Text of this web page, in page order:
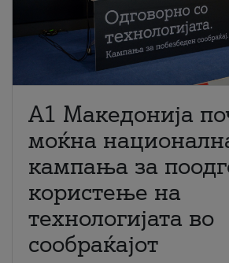
A1 Македонија
моќна
кампања за
користење на
технологијата во
сообраќајот